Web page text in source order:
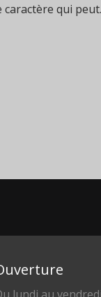
qui